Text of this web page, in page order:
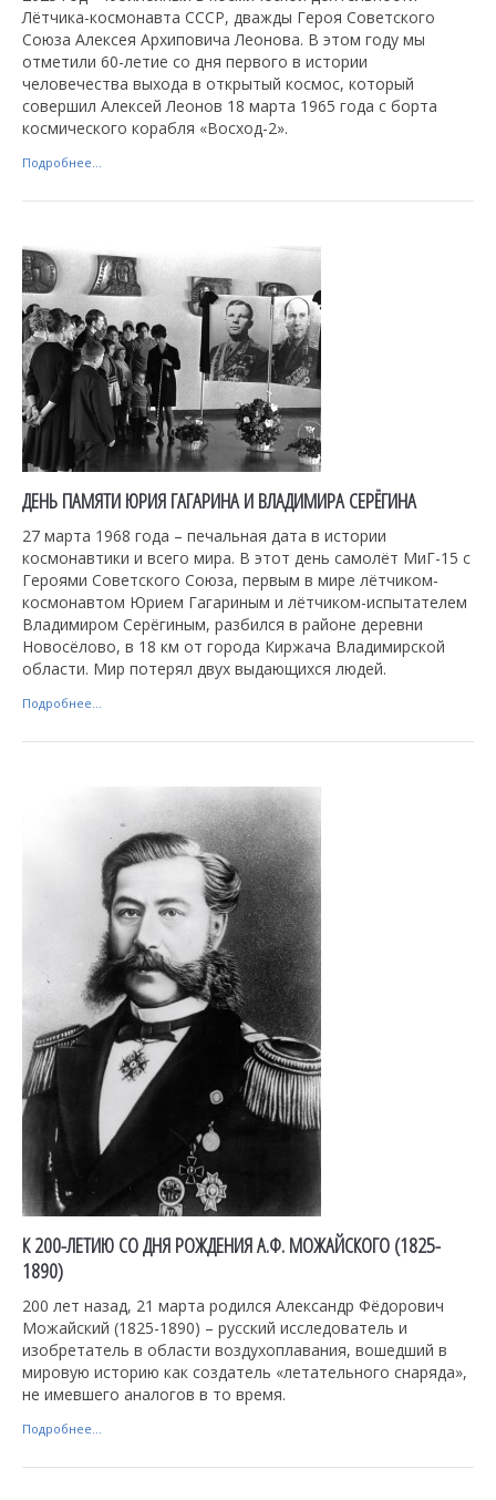
Лётчика-космонавта СССР, дважды Героя Советского
Союза Алексея Архиповича Леонова. В этом году мы
отметили 60-летие со дня первого в истории
человечества выхода в открытый космос, который
совершил Алексей Леонов 18 марта 1965 года с борта
космического корабля «Восход-2».
Подробнее...
ДЕНЬ ПАМЯТИ ЮРИЯ ГАГАРИНА И ВЛАДИМИРА СЕРЁГИНА
27 марта 1968 года – печальная дата в истории
космонавтики и всего мира. В этот день самолёт МиГ-15 с
Героями Советского Союза, первым в мире лётчиком-
космонавтом Юрием Гагариным и лётчиком-испытателем
Владимиром Серёгиным, разбился в районе деревни
Новосёлово, в 18 км от города Киржача Владимирской
области. Мир потерял двух выдающихся людей.
Подробнее...
К 200-ЛЕТИЮ СО ДНЯ РОЖДЕНИЯ А.Ф. МОЖАЙСКОГО (1825-
1890)
200 лет назад, 21 марта родился Александр Фёдорович
Можайский (1825-1890) – русский исследователь и
изобретатель в области воздухоплавания, вошедший в
мировую историю как создатель «летательного снаряда»,
не имевшего аналогов в то время.
Подробнее...